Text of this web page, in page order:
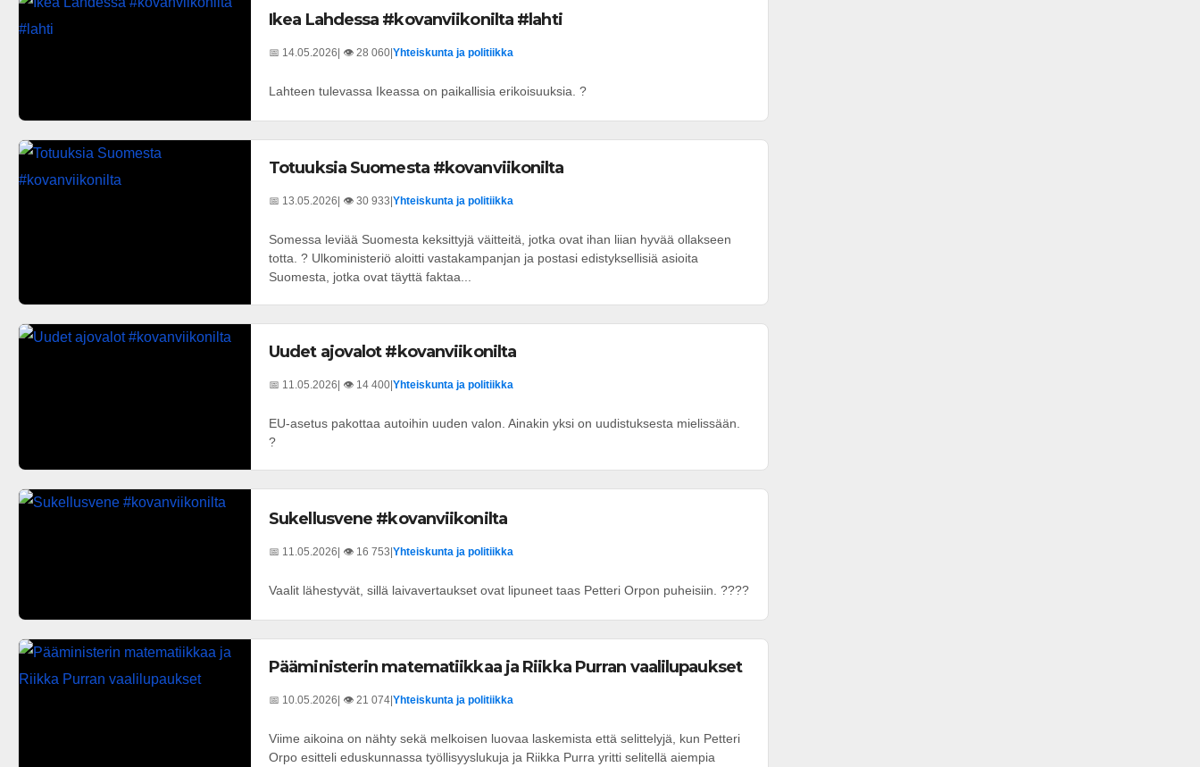
Ikea Lahdessa #kovanviikonilta #lahti
📅 14.05.2026| 👁️ 28 060|Yhteiskunta ja politiikka
Lahteen tulevassa Ikeassa on paikallisia erikoisuuksia. ?
Totuuksia Suomesta #kovanviikonilta
📅 13.05.2026| 👁️ 30 933|Yhteiskunta ja politiikka
Somessa leviää Suomesta keksittyjä väitteitä, jotka ovat ihan liian hyvää ollakseen
totta. ? Ulkoministeriö aloitti vastakampanjan ja postasi edistyksellisiä asioita
Suomesta, jotka ovat täyttä faktaa...
Uudet ajovalot #kovanviikonilta
📅 11.05.2026| 👁️ 14 400|Yhteiskunta ja politiikka
EU-asetus pakottaa autoihin uuden valon. Ainakin yksi on uudistuksesta mielissään.
?
Sukellusvene #kovanviikonilta
📅 11.05.2026| 👁️ 16 753|Yhteiskunta ja politiikka
Vaalit lähestyvät, sillä laivavertaukset ovat lipuneet taas Petteri Orpon puheisiin. ????
Pääministerin matematiikkaa ja Riikka Purran vaalilupaukset
📅 10.05.2026 | 👁️ 21 074 Yhteiskunta ja politiikka
Viime aikoina on nähty sekä melkoisen luovaa laskemista että selittelyjä, kun Petteri
Orpo esitteli eduskunnassa työllisyyslukuja ja Riikka Purra yritti selitellä aiempia